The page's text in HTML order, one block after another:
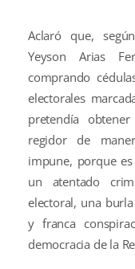
Aclaró que,
Yeyson Arias
comprando
electorales
pretendía
regidor de
impune, porque
un atentado
electoral, una
y franca
democracia de la